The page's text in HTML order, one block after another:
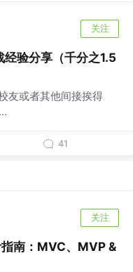
关注
验分享（千分之1.5
友或者其他间接挨得
41
关注
南：MVC、MVP &